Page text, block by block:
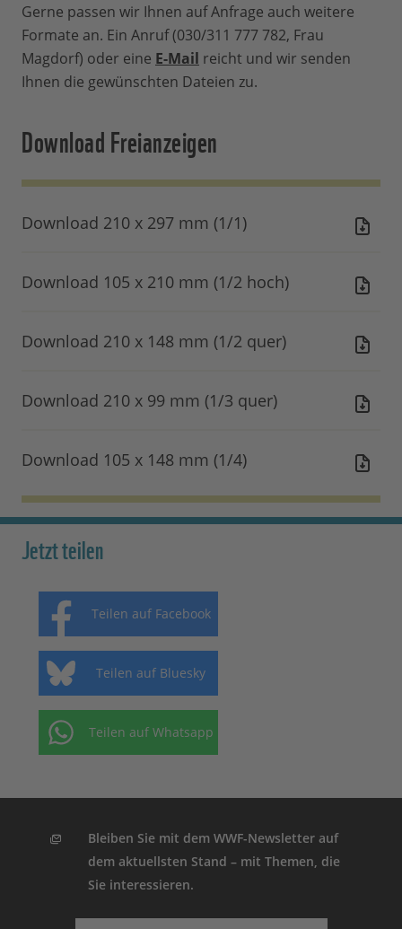
Gerne passen wir Ihnen auf Anfrage auch weitere
Formate an. Ein Anruf (030/311 777 782, Frau
Magdorf) oder eine E-Mail reicht und wir senden
Ihnen die gewünschten Dateien zu.
Download Freianzeigen
Download 210 x 297 mm (1/1)
Download 105 x 210 mm (1/2 hoch)
Download 210 x 148 mm (1/2 quer)
Download 210 x 99 mm (1/3 quer)
Download 105 x 148 mm (1/4)
Jetzt teilen
Teilen auf Facebook
Teilen auf Bluesky
Teilen auf Whatsapp
Bleiben Sie mit dem WWF-Newsletter auf
dem aktuellsten Stand – mit Themen, die
Sie interessieren.